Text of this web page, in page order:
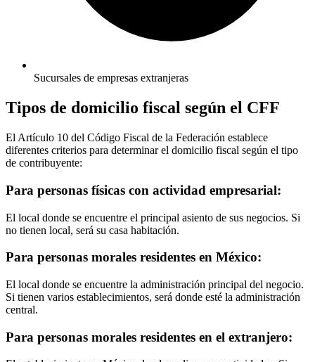
Sucursales de empresas extranjeras
Tipos de domicilio fiscal según el CFF
El Artículo 10 del Código Fiscal de la Federación establece
diferentes criterios para determinar el domicilio fiscal según el tipo
de contribuyente:
Para personas físicas con actividad empresarial:
El local donde se encuentre el principal asiento de sus negocios. Si
no tienen local, será su casa habitación.
Para personas morales residentes en México:
El local donde se encuentre la administración principal del negocio.
Si tienen varios establecimientos, será donde esté la administración
central.
Para personas morales residentes en el extranjero: